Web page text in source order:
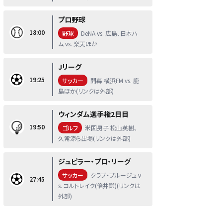
18:00
プロ野球
野球
DeNA vs. 広島、日本ハ
ム vs. 楽天ほか
19:25
Jリーグ
サッカー
開幕 横浜FM vs. 鹿
島ほか(リンクは外部)
19:50
ウィンダム選手権2日目
ゴルフ
米国男子 松山英樹、
久常涼ら出場(リンクは外部)
27:45
ジュピラー・プロ・リーグ
サッカー
クラブ・ブルージュ v
s. コルトレイク(倍井謙)(リンクは
外部)